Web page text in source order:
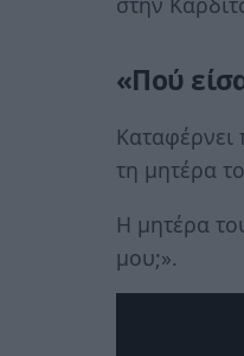
«Πού
Καταφέρνει
τη μητέρα
Η μητέρα
μου;».